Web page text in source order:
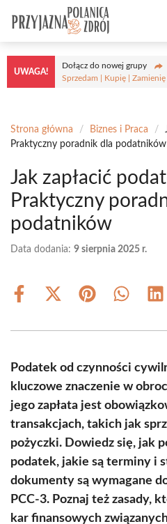
treści
UWAGA!
Dołącz do nowej grupy
Sprzedam | Kupię | Zamienię
Strona główna / Biznes i Praca /
Praktyczny poradnik dla podatników
Jak zapłacić
Praktyczny
podatników
Data dodania: 9 sierpnia 2025 r.
Share
Share
(Twitter)
Share Share
Podatek od czynności
kluczowe znaczenie w
jego zapłata jest
transakcjach, takich jak
pożyczki. Dowiedz się, jak
podatek, jakie są terminy i
dokumenty są wymagane
PCC-3. Poznaj też zasady,
kar finansowych